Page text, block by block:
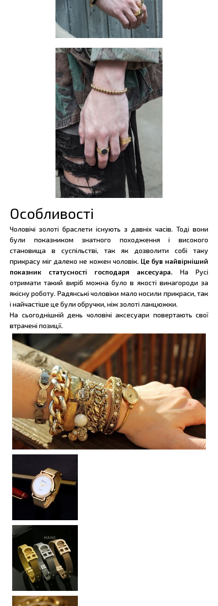
Особливості
Чоловічі золоті браслети існують з давніх часів. Тоді вони
були показником знатного походження і високого
становища в суспільстві, так як дозволити собі таку
прикрасу міг далеко не кожен чоловік. Це був найвірніший
показник статусності господаря аксесуара. На Русі
отримати такий виріб можна було в якості винагороди за
якісну роботу. Радянські чоловіки мало носили прикраси, так
і найчастіше це були обручки, ніж золоті ланцюжки.
На сьогоднішній день чоловічі аксесуари повертають свої
втрачені позиції.